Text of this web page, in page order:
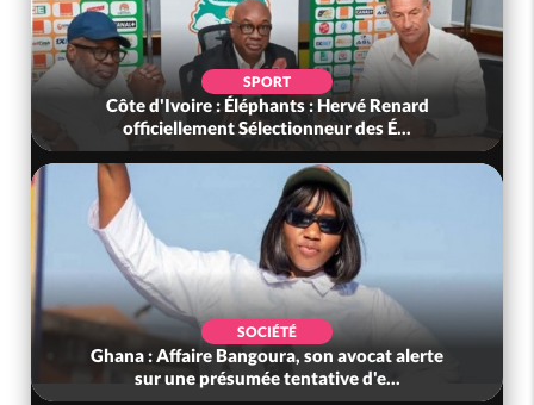
SPORT
Côte d'Ivoire : Éléphants : Hervé Renard
officiellement Sélectionneur des É...
SOCIÉTÉ
Ghana : Affaire Bangoura, son avocat alerte
sur une présumée tentative d'e...